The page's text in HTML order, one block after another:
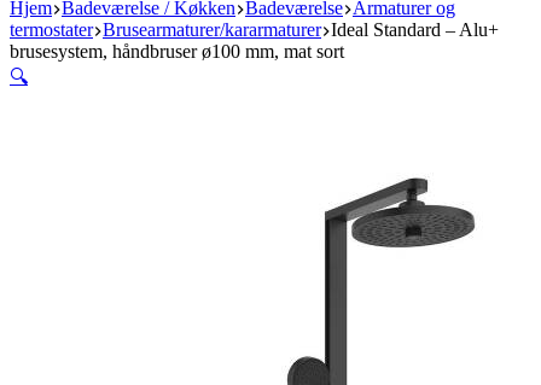
Hjem Badeværelse / Køkken Badeværelse Armaturer og
termostater Brusearmaturer/kararmaturer Ideal Standard – Alu+
brusesystem, håndbruser ø100 mm, mat sort
🔍